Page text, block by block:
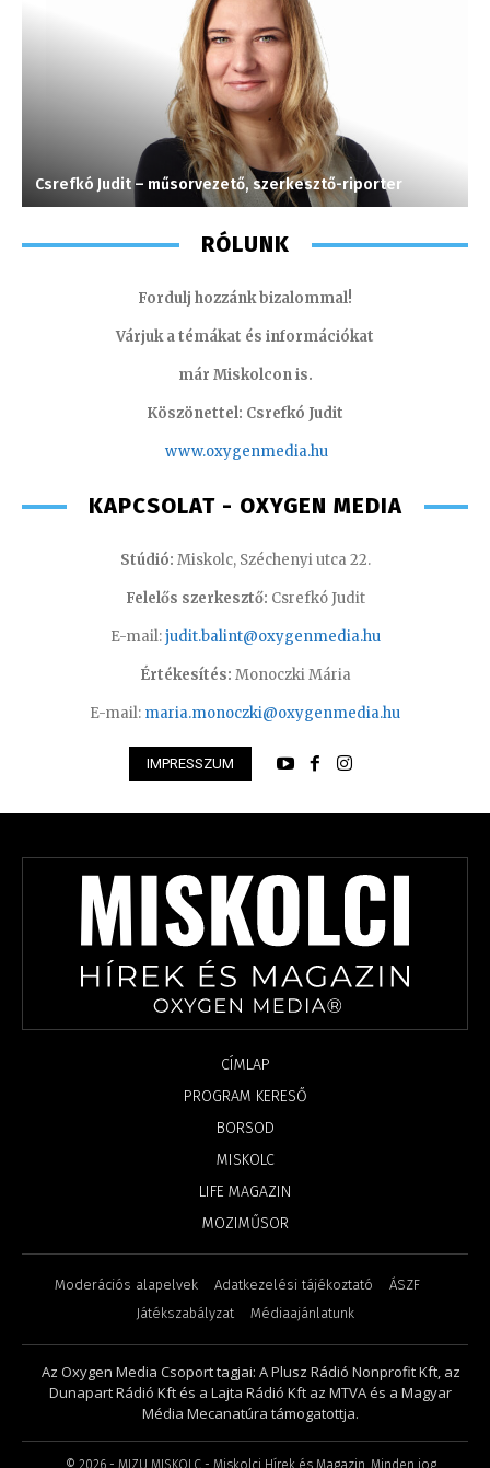
Csrefkó Judit – műsorvezető, szerkesztő-riporter
RÓLUNK
Fordulj hozzánk bizalommal!
Várjuk a témákat és információkat
már Miskolcon is.
Köszönettel: Csrefkó Judit
www.oxygenmedia.hu
KAPCSOLAT - OXYGEN MEDIA
Stúdió: Miskolc, Széchenyi utca 22.
Felelős szerkesztő: Csrefkó Judit
E-mail:judit.balint@oxygenmedia.hu
Értékesítés: Monoczki Mária
E-mail: maria.monoczki@oxygenmedia.hu
IMPRESSZUM
CÍMLAP
PROGRAM KERESŐ
BORSOD
MISKOLC
LIFE MAGAZIN
MOZIMŰSOR
Moderációs alapelvek Adatkezelési tájékoztató
ÁSZF
Játékszabályzat
Médiaajánlatunk
Az Oxygen Media Csoport tagjai: A Plusz Rádió Nonprofit Kft, az
Dunapart Rádió Kft és a Lajta Rádió Kft az MTVA és a Magyar
Média Mecanatúra támogatottja.
© 2026- MIZU MISKOLC - Miskolci Hírek és Magazin. Minden jog